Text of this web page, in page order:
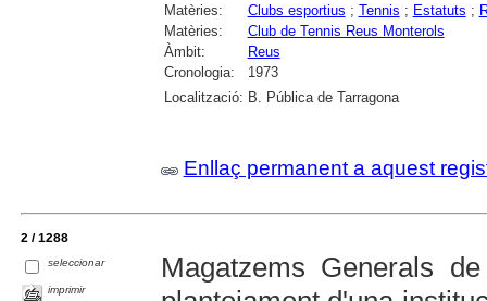
Matèries: Clubs esportius ; Tennis ; Estatuts ;
Matèries:
Club de Tennis Reus Monterols
Àmbit:
Reus
Cronologia:
1973
Localització: B. Pública de Tarragona
Enllaç permanent a aquest
2 / 1288
seleccionar
imprimir
Magatzems Generals